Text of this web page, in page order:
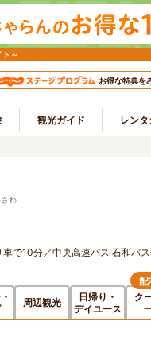
～
お得な特典を
観光ガイド レンタ
わ
で10分／中央高速バス 石和バ
周辺観光
日帰り・
デイユース
ク
配